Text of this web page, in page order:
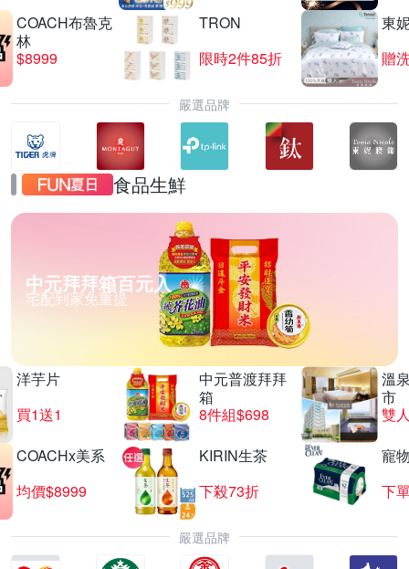
COACH布魯克
林
$8999
TRON
限時2件85折
東
贈
嚴選品牌
食品生鮮
中元拜拜箱百元入
宅配到家免重提
洋芋片
買1送1
中元普渡拜拜
箱
8件組$698
溫
市
COACHx美系
均價$8999
KIRIN生茶
下殺73折
寵
下
嚴選品牌